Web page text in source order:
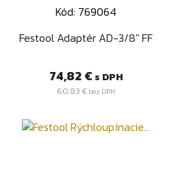
Kód: 769064
Festool Adaptér AD-3/8" FF
Cena
74,82 € s DPH
60,83 € bez DPH
Rýchly náhľad